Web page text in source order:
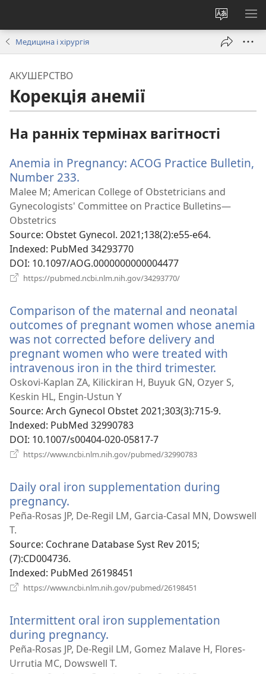
Змінити
мову
сайту
Медицина і хірургія
АКУШЕРСТВО
Корекція анемії
На ранніх термінах вагітності
Anemia in Pregnancy: ACOG Practice Bulletin,
Number 233.
у
новому
Malee M; American College of Obstetricians and
Gynecologists' Committee on Practice Bulletins—
Obstetrics
Source‎: Obstet Gynecol. 2021;138(2):e55-e64.
Indexed‎: PubMed 34293770
DOI‎: 10.1097/AOG.0000000000004477
https://pubmed.ncbi.nlm.nih.gov/34293770/
вікні)
Comparison of the maternal and neonatal
outcomes of pregnant women whose anemia
was not corrected before delivery and
pregnant women who were treated with
intravenous iron in the third trimester.
у
вікні)
Oskovi-Kaplan ZA, Kilickiran H, Buyuk GN, Ozyer S,
Keskin HL, Engin-Ustun Y
Source‎: Arch Gynecol Obstet 2021;303(3):715-9.
Indexed‎: PubMed 32990783
DOI‎: 10.1007/s00404-020-05817-7
https://www.ncbi.nlm.nih.gov/pubmed/32990783
вікні)
Daily oral iron supplementation during
pregnancy.
у
вікні)
Peña-Rosas JP, De-Regil LM, Garcia-Casal MN, Dowswell
T.
Source‎: Cochrane Database Syst Rev 2015;
(7):CD004736.
Indexed‎: PubMed 26198451
https://www.ncbi.nlm.nih.gov/pubmed/26198451
вікні)
Intermittent oral iron supplementation
during pregnancy.
у
новому
Peña-Rosas JP, De-Regil LM, Gomez Malave H, Flores-
Urrutia MC, Dowswell T.